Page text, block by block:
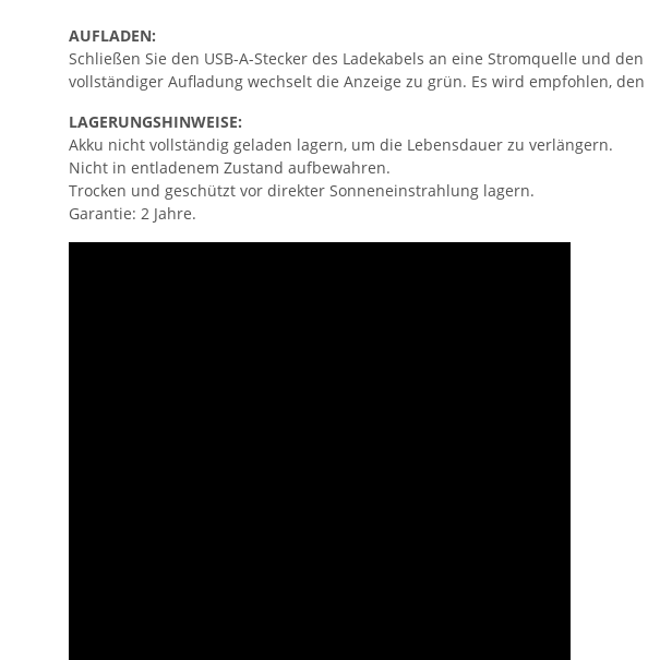
AUFLADEN:
Schließen Sie den USB-A-Stecker des Ladekabels an eine Stromquelle und
vollständiger Aufladung wechselt die Anzeige zu grün. Es wird empfohlen,
LAGERUNGSHINWEISE:
Akku nicht vollständig geladen lagern, um die Lebensdauer zu verlängern.
Nicht in entladenem Zustand aufbewahren.
Trocken und geschützt vor direkter Sonneneinstrahlung lagern.
Garantie: 2 Jahre.